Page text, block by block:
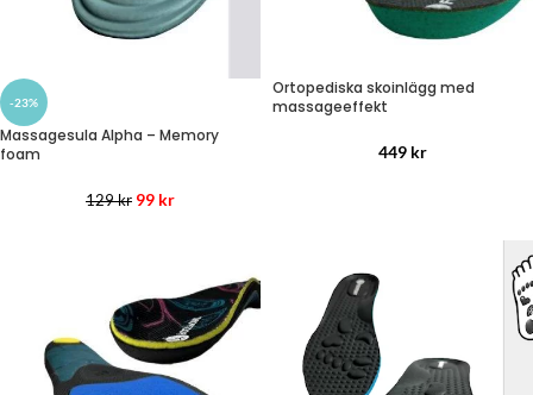
-23%
Massagesula Alpha – Memory
foam
129kr 99 kr
Ortopediska skoinlägg med
massageeffekt
449 kr